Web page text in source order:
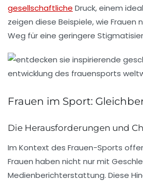
gesellschaftliche Druck, einem
zeigen diese Beispiele, wie
Weg für eine geringere
Frauen im Sport:
Die Herausforderungen und
Im Kontext des Frauen-Sports
Frauen haben nicht nur mit
Medienberichterstattung. Diese